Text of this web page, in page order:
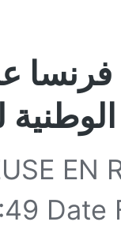
الوطنية
Date